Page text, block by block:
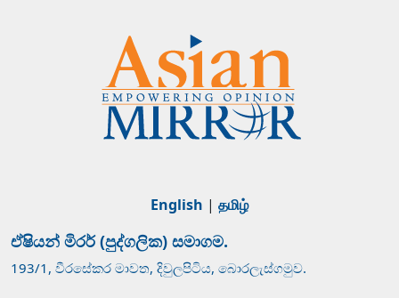
English | தமிழ்
ඒෂියන් මිරර් (පුද්ගලික) සමාගම.
193/1, වීරසේකර මාවත, දිවුලපිටිය, බොරලැස්ගමුව.